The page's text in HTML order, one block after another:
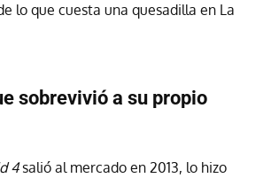
lo que cuesta una quesadilla en La
sobrevivió a su propio
4salió al mercado en 2013, lo hizo